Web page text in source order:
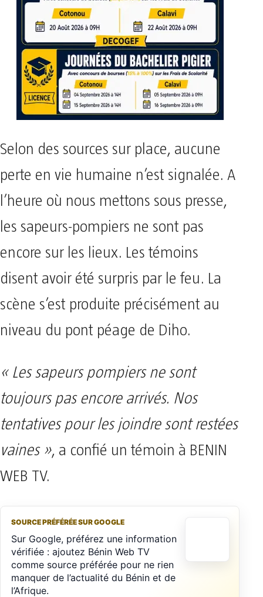
Selon des sources sur place, aucune
perte en vie humaine n’est signalée. A
l’heure où nous mettons sous presse,
les sapeurs-pompiers ne sont pas
encore sur les lieux. Les témoins
disent avoir été surpris par le feu. La
scène s’est produite précisément au
niveau du pont péage de Diho.
« Les sapeurs pompiers ne sont
toujours pas encore arrivés. Nos
tentatives pour les joindre sont restées
vaines », a confié un témoin à BENIN
WEB TV.
SOURCE PRÉFÉRÉE SUR GOOGLE
Sur Google, préférez une information
vérifiée : ajoutez Bénin Web TV
comme source préférée pour ne rien
manquer de l’actualité du Bénin et de
l’Afrique.